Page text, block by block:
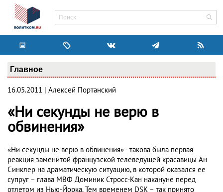
Главное
16.05.2011 | Алексей Портанский
«Ни секунды не верю в
обвинения»
«Ни секунды не верю в обвинения» - такова была первая
реакция заменитой французской телеведущей красавицы Ан
Синклер на драматическую ситуацию, в которой оказался ее
супруг – глава МВФ Доминик Стросс-Кан накануне перед
отлетом из Нью-Йорка. Тем временем DSK – так принято